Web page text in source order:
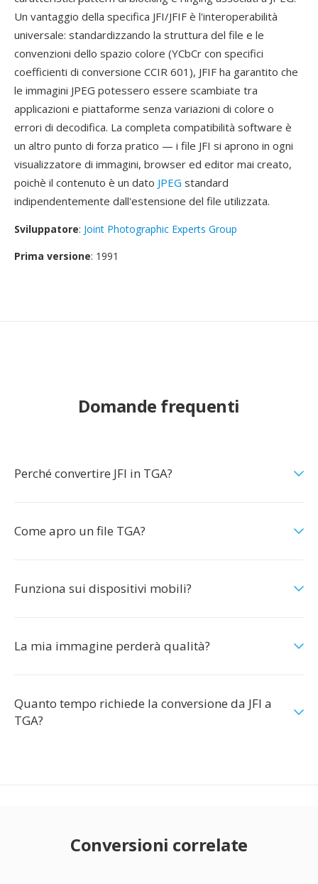
Un vantaggio della specifica JFI/JFIF è l'interoperabilità
universale: standardizzando la struttura del file e le
convenzioni dello spazio colore (YCbCr con specifici
coefficienti di conversione CCIR 601), JFIF ha garantito che
le immagini JPEG potessero essere scambiate tra
applicazioni e piattaforme senza variazioni di colore o
errori di decodifica. La completa compatibilità software è
un altro punto di forza pratico — i file JFI si aprono in ogni
visualizzatore di immagini, browser ed editor mai creato,
poichè il contenuto è un dato JPEG standard
indipendentemente dall'estensione del file utilizzata.
Sviluppatore: Joint Photographic Experts Group
Prima versione: 1991
Domande frequenti
Perché convertire JFI in TGA?
Come apro un file TGA?
Funziona sui dispositivi mobili?
La mia immagine perderà qualità?
Quanto tempo richiede la conversione da JFI a
TGA?
Conversioni correlate